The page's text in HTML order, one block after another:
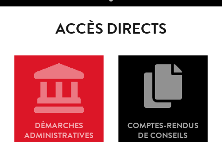
ACCÈS DIRECTS
DÉMARCHES
ADMINISTRATIVES
COMPTES-RENDUS
DE CONSEILS